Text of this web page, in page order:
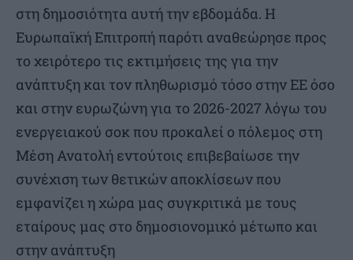
στη δημοσιότητα αυτή την εβδομάδα. Η
Ευρωπαϊκή Επιτροπή παρότι αναθεώρησε προς
το χειρότερο τις εκτιμήσεις της για την
ανάπτυξη και τον πληθωρισμό τόσο στην ΕΕ όσο
και στην ευρωζώνη για το 2026-2027 λόγω του
ενεργειακού σοκ που προκαλεί ο πόλεμος στη
Μέση Ανατολή εντούτοις επιβεβαίωσε την
συνέχιση των θετικών αποκλίσεων που
εμφανίζει η χώρα μας συγκριτικά με τους
εταίρους μας στο δημοσιονομικό μέτωπο και
στην ανάπτυξη